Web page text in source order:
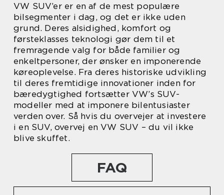
VW SUV’er er en af de mest populære
bilsegmenter i dag, og det er ikke uden
grund. Deres alsidighed, komfort og
førsteklasses teknologi gør dem til et
fremragende valg for både familier og
enkeltpersoner, der ønsker en imponerende
køreoplevelse. Fra deres historiske udvikling
til deres fremtidige innovationer inden for
bæredygtighed fortsætter VW’s SUV-
modeller med at imponere bilentusiaster
verden over. Så hvis du overvejer at investere
i en SUV, overvej en VW SUV – du vil ikke
blive skuffet.
FAQ